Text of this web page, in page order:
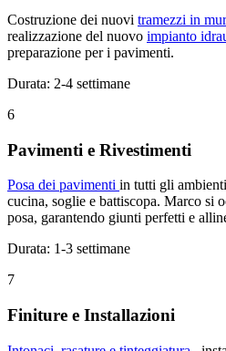
Costruzione dei nuovi tramezzi in
realizzazione del nuovo impianto
preparazione per i pavimenti.
Durata: 2-4 settimane
6
Pavimenti e Rivestimenti
Posa dei pavimenti in tutti gli
cucina, soglie e battiscopa. Marco si
posa, garantendo giunti perfetti e
Durata: 1-3 settimane
7
Finiture e Installazioni